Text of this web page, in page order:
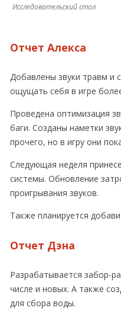
Исследовательский стол
Отчет Алекса
Добавлены звуки травм и
ощущать себя в игре
Проведена оптимизация
баги. Созданы наметки
прочего, но в игру они
Следующая неделя
системы. Обновление
проигрывания звуков.
Также планируется
Отчет Дэна
Разрабатывается забор-
числе и новых. А также
для сбора воды.